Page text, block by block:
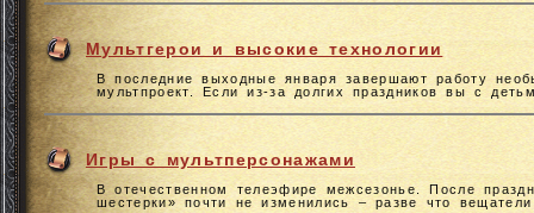
Мультгерои и высокие технологии
В последние выходные января завершают работу
мультпроект. Если из-за долгих праздников вы с
Игры с мультперсонажами
В отечественном телеэфире межсезонье. После
шестерки» почти не изменились – разве что